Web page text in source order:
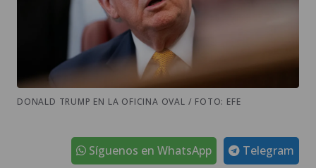
DONALD TRUMP EN LA OFICINA OVAL / FOTO: EFE
Telegram
Síguenos en WhatsApp